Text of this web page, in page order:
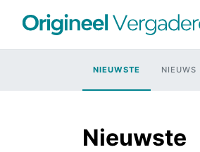
NIEUWSTE NIEUWS
Nieuwste